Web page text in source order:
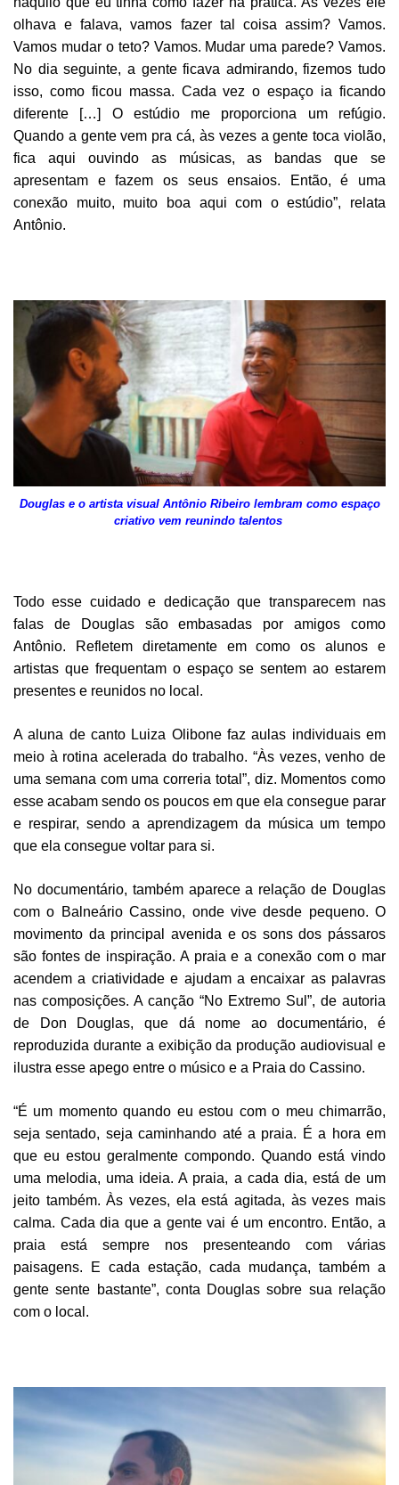
olhava e falava, vamos fazer tal coisa assim? Vamos.
Vamos mudar o teto? Vamos. Mudar uma parede? Vamos.
No dia seguinte, a gente ficava admirando, fizemos tudo
isso, como ficou massa. Cada vez o espaço ia ficando
diferente […] O estúdio me proporciona um refúgio.
Quando a gente vem pra cá, às vezes a gente toca violão,
fica aqui ouvindo as músicas, as bandas que se
apresentam e fazem os seus ensaios. Então, é uma
conexão muito, muito boa aqui com o estúdio”, relata
Antônio.
Douglas e o artista visual Antônio Ribeiro lembram como espaço
criativo vem reunindo talentos
Todo esse cuidado e dedicação que transparecem nas
falas de Douglas são embasadas por amigos como
Antônio. Refletem diretamente em como os alunos e
artistas que frequentam o espaço se sentem ao estarem
presentes e reunidos no local.
A aluna de canto Luiza Olibone faz aulas individuais em
meio à rotina acelerada do trabalho. “Às vezes, venho de
uma semana com uma correria total”, diz. Momentos como
esse acabam sendo os poucos em que ela consegue parar
e respirar, sendo a aprendizagem da música um tempo
que ela consegue voltar para si.
No documentário, também aparece a relação de Douglas
com o Balneário Cassino, onde vive desde pequeno. O
movimento da principal avenida e os sons dos pássaros
são fontes de inspiração. A praia e a conexão com o mar
acendem a criatividade e ajudam a encaixar as palavras
nas composições. A canção “No Extremo Sul”, de autoria
de Don Douglas, que dá nome ao documentário, é
reproduzida durante a exibição da produção audiovisual e
ilustra esse apego entre o músico e a Praia do Cassino.
“É um momento quando eu estou com o meu chimarrão,
seja sentado, seja caminhando até a praia. É a hora em
que eu estou geralmente compondo. Quando está vindo
uma melodia, uma ideia. A praia, a cada dia, está de um
jeito também. Às vezes, ela está agitada, às vezes mais
calma. Cada dia que a gente vai é um encontro. Então, a
praia está sempre nos presenteando com várias
paisagens. E cada estação, cada mudança, também a
gente sente bastante”, conta Douglas sobre sua relação
com o local.